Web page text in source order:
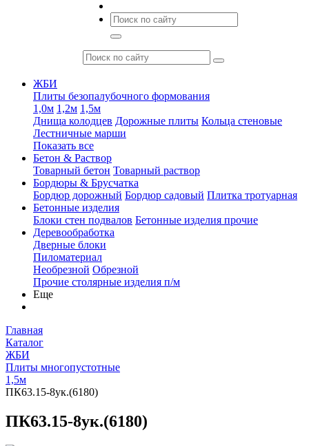
ЖБИ
Плиты безопалубочного формования
1,0м 1,2м 1,5м
Днища колодцев Дорожные плиты Кольца стеновые
Лестничные марши
Показать все
Бетон & Раствор
Товарный бетон Товарный раствор
Бордюры & Брусчатка
Бордюр дорожный Бордюр садовый Плитка тротуарная
Бетонные изделия
Блоки стен подвалов Бетонные изделия прочие
Деревообработка
Дверные блоки
Пиломатериал
Необрезной Обрезной
Прочие столярные изделия п/м
Еще
Главная
Каталог
ЖБИ
Плиты многопустотные
1,5м
ПК63.15-8ук.(6180)
ПК63.15-8ук.(6180)